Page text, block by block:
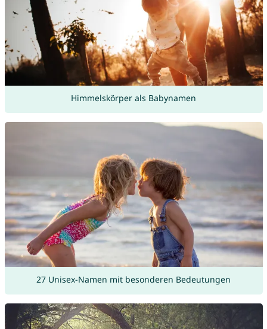
Himmelskörper als Babynamen
27 Unisex-Namen mit besonderen Bedeutungen